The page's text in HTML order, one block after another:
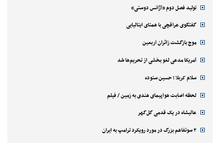
تولید فصل دوم «آژانس دوستی»
گفتگوی عراقچی با همتای ایتالیایی
موج بازگشت زائران اربعین
آمریکا مدعی لغو بخشی از تحریم‌ها شد
سلام کربلا ؛ حسین ستوده
لحظه اصابت هواپیمای هندی به زمین / فیلم
عالیشاه در یک قدمی گل‌گهر
۲ سوتفاهم بزرگ در مورد رویکرد ترامپ به ایران